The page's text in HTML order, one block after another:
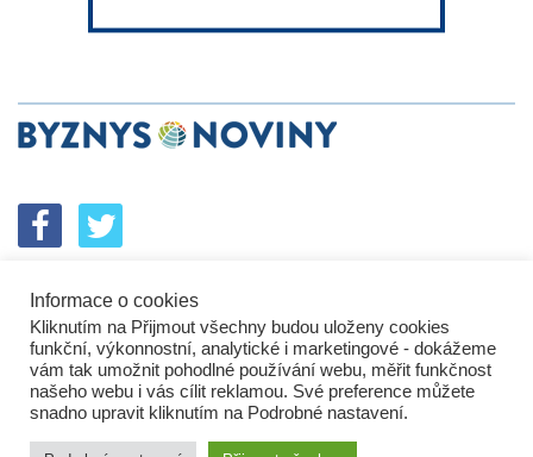
SPOLUPRÁCE PODPORA
ENERGETICKÝ SROVNÁVAČ
KORPORÁTNÍ BROUCI
PROBLÉMY FIREM
KOMUNIKAČNÍ PŘEŠLAPY
NEJHORŠÍ FIRMY
NEJLEPŠÍ FIRMY
IN&S PROJEKTY
SROVNÁVAČ
DEVELOPERSKÁ DYSTOPIE
KOMENTÁŘE
TECH&VĚDA
POLITIKA
PODNIKATELSKÉ NOVINY
Informace o cookies
Kliknutím na Přijmout všechny budou uloženy cookies
funkční, výkonnostní, analytické i marketingové - dokážeme
vám tak umožnit pohodlné používání webu, měřit funkčnost
našeho webu i vás cílit reklamou. Své preference můžete
snadno upravit kliknutím na Podrobné nastavení.